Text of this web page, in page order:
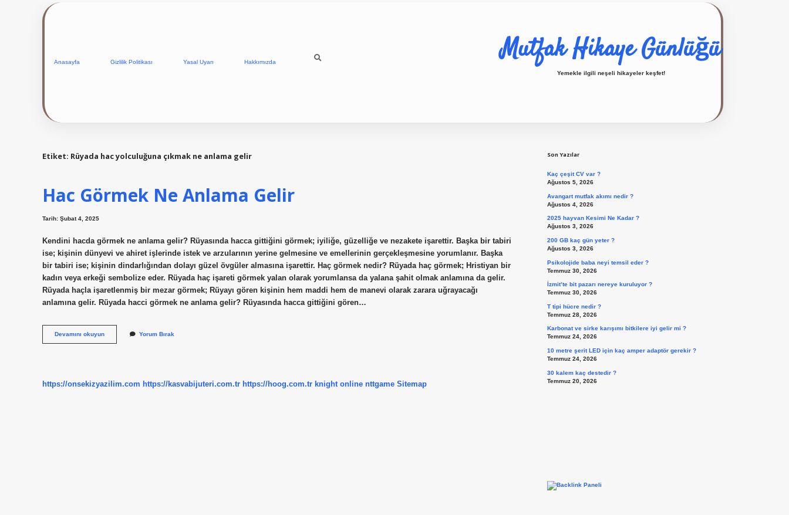
Anasayfa Gizlilik Politikası Yasal Uyarı Hakkımızda Mutfak Hikaye Günlüğü
Yemekle ilgili neşeli hikayeler keşfet!
Etiket: Rüyada hac yolculuğuna çıkmak ne anlama gelir
Hac Görmek Ne Anlama Gelir
Tarih: Şubat 4, 2025
Kendini hacda görmek ne anlama gelir? Rüyasında hacca gittiğini görmek; iyiliğe, güzelliğe ve nezakete işarettir. Başka bir tabiri
ise; kişinin dünyevi ve ahiret işlerinde istek ve arzularının yerine gelmesine ve emellerinin gerçekleşmesine yorumlanır. Başka
bir tabiri ise; kişinin dindarlığından dolayı güzel övgüler almasına işarettir. Haç görmek nedir? Rüyada haç görmek; Hristiyan bir
kadın veya erkeği sembolize eder. Rüyada haç işareti görmek yalan olarak yorumlansa da yalana şahit olmak anlamına da gelir.
Rüyada haçla işaretlenmiş bir mezar görmek; Rüyayı gören kişinin hem maddi hem de manevi olarak zarara uğrayacağı
anlamına gelir. Rüyada hacci görmek ne anlama gelir? Rüyasında hacca gittiğini gören…
Devamını okuyunHac
Görmek
Yorum Bırak
https://onsekizyazilim.com https://kasvabijuteri.com.tr https://hoog.com.tr knight online nttgame Sitemap
Son Yazılar
Kaç çeşit CV var ?
Ağustos 5, 2026
Avangart mutfak akımı nedir ?
Ağustos 4, 2026
2025 hayvan Kesimi Ne Kadar ?
Ağustos 3, 2026
200 GB kaç gün yeter ?
Ağustos 3, 2026
Psikolojide baba neyi temsil eder ?
Temmuz 30, 2026
İzmit’te bit pazarı nereye kuruluyor ?
Temmuz 30, 2026
T tipi hücre nedir ?
Temmuz 28, 2026
Karbonat ve sirke karışımı bitkilere iyi gelir mi ?
Temmuz 24, 2026
10 metre şerit LED için kaç amper adaptör gerekir ?
Temmuz 24, 2026
30 kalem kaç destedir ?
Temmuz 20, 2026